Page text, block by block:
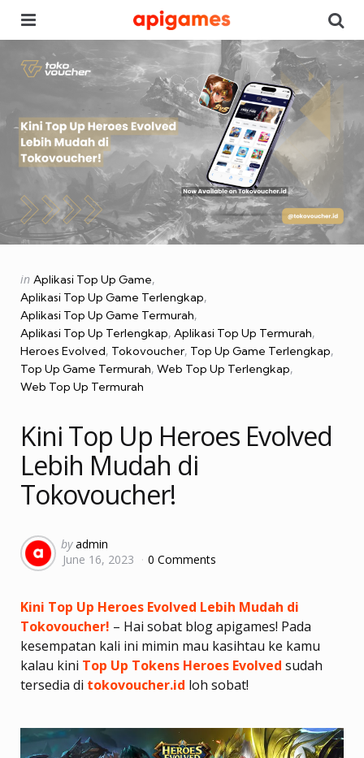
Categories
Posted
in
in Aplikasi Top Up Game
Aplikasi Top Up Game Terlengkap
Aplikasi Top Up Game Termurah
Aplikasi Top Up Terlengkap Aplikasi Top Up Termurah
Heroes Evolved Tokovoucher Top Up Game Terlengkap
Top Up Game Termurah Web Top Up Terlengkap
Web Top Up Termurah
Kini Top Up Heroes Evolved
Lebih Mudah di
Tokovoucher!
Posted
by
by admin
June 16, 2023
0 Comments
Kini Top Up Heroes Evolved Lebih Mudah di
Tokovoucher! – Hai sobat blog apigames! Pada
kesempatan kali ini mimin mau kasihtau ke kamu
kalau kini Top Up Tokens Heroes Evolved sudah
tersedia di tokovoucher.id loh sobat!